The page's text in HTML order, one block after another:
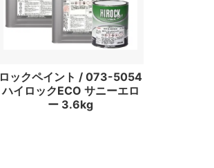
ロックペイント / 073-5054
ハイロックECO サニーエロ
ー 3.6kg